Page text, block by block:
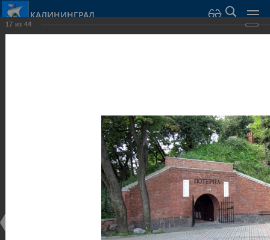
КАЛИНИНГРАД
Оборонительные сооружения и городские ворота
17 из 44